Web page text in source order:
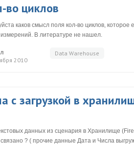
во циклов
каков смысл поля кол-во циклов, которое
В литературе не нашел.
2010
Data Warehouse
с загрузкой в
данных из сценария в Хранилище
? ( прочие данные Дата и Числа